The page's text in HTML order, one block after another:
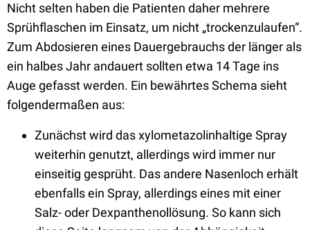
Nicht selten haben die Patienten daher mehrere
Sprühflaschen im Einsatz, um nicht „trockenzulaufen“.
Zum Abdosieren eines Dauergebrauchs der länger als
ein halbes Jahr andauert sollten etwa 14 Tage ins
Auge gefasst werden. Ein bewährtes Schema sieht
folgendermaßen aus:
Zunächst wird das xylometazolinhaltige Spray
weiterhin genutzt, allerdings wird immer nur
einseitig gesprüht. Das andere Nasenloch erhält
ebenfalls ein Spray, allerdings eines mit einer
Salz- oder Dexpanthenollösung. So kann sich